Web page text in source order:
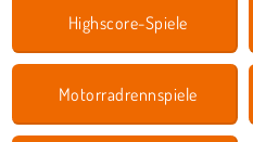
Highscore-Spiele
Motorradrennspiele